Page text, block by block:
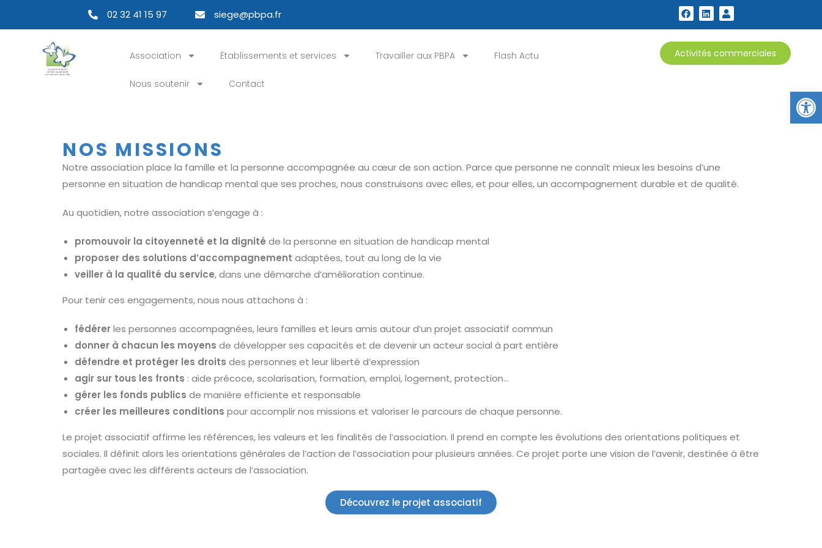
02 32 41 15 97 siege@pbpa.fr
Association Établissements et services Travailler aux PBPA Flash Actu
Nous soutenir Contact
Activités commerciales
NOS MISSIONS
Notre association place la famille et la personne accompagnée au cœur de son action. Parce que personne ne connaît mieux les besoins d’une
personne en situation de handicap mental que ses proches, nous construisons avec elles, et pour elles, un accompagnement durable et de qualité.
Au quotidien, notre association s’engage à :
promouvoir la citoyenneté et la dignité de la personne en situation de handicap mental
proposer des solutions d’accompagnement adaptées, tout au long de la vie
veiller à la qualité du service, dans une démarche d’amélioration continue.
Pour tenir ces engagements, nous nous attachons à :
fédérerles personnes accompagnées, leurs familles et leurs amis autour d’un projet associatif commun
donner à chacun les moyens de développer ses capacités et de devenir un acteur social à part entière
défendre et protéger les droits des personnes et leur liberté d’expression
agir sur tous les fronts : aide précoce, scolarisation, formation, emploi, logement, protection…
gérer les fonds publics de manière efficiente et responsable
créer les meilleures conditions pour accomplir nos missions et valoriser le parcours de chaque personne.
Le projet associatif affirme les références, les valeurs et les finalités de l’association. Il prend en compte les évolutions des orientations politiques et
sociales. Il définit alors les orientations générales de l’action de l’association pour plusieurs années. Ce projet porte une vision de l’avenir, destinée à être
partagée avec les différents acteurs de l’association.
Découvrez le projet associatif